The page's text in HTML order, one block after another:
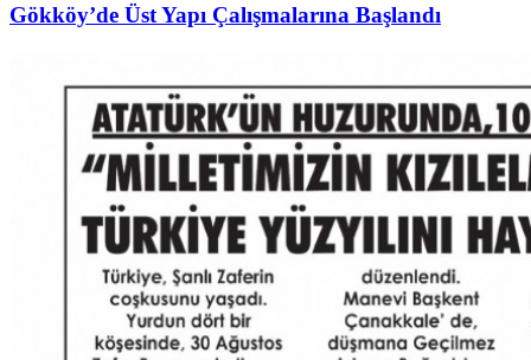
Gökköy’de Üst Yapı Çalışmalarına Başlandı